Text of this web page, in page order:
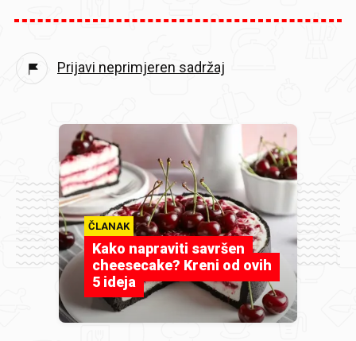
Prijavi neprimjeren sadržaj
ČLANAK
Kako napraviti savršen
cheesecake? Kreni od ovih
5 ideja